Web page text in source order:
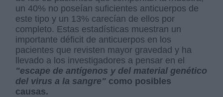
un 40% no poseían suficientes anticuerpos de
este tipo y un 13% carecían de ellos por
completo. Estas estadísticas muestran un
importante déficit de anticuerpos en los
pacientes que revisten mayor gravedad y ha
llevado a los investigadores a pensar en el
"escape de antígenos y del material genético
del virus a la sangre" como posibles
causas.